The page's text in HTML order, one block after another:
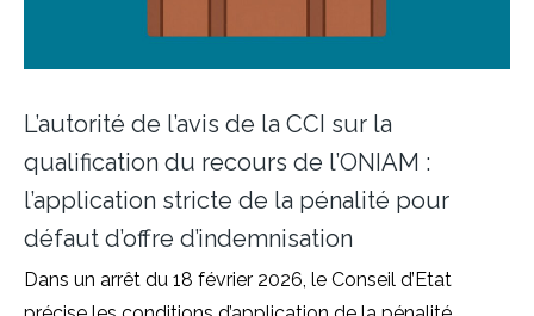
L’autorité de l’avis de la CCI sur la
qualification du recours de l’ONIAM :
l’application stricte de la pénalité pour
défaut d’offre d’indemnisation
Dans un arrêt du 18 février 2026, le Conseil d’Etat